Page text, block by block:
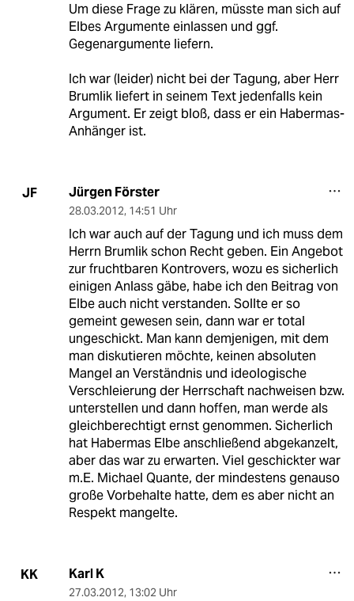
Um diese Frage zu klären, müsste man sich auf
Elbes Argumente einlassen und ggf.
Gegenargumente liefern.
Ich war (leider) nicht bei der Tagung, aber Herr
Brumlik liefert in seinem Text jedenfalls kein
Argument. Er zeigt bloß, dass er ein Habermas-
Anhänger ist.
JF Jürgen Förster
28.03.2012, 14:51 Uhr
Ich war auch auf der Tagung und ich muss dem
Herrn Brumlik schon Recht geben. Ein Angebot
zur fruchtbaren Kontrovers, wozu es sicherlich
einigen Anlass gäbe, habe ich den Beitrag von
Elbe auch nicht verstanden. Sollte er so
gemeint gewesen sein, dann war er total
ungeschickt. Man kann demjenigen, mit dem
man diskutieren möchte, keinen absoluten
Mangel an Verständnis und ideologische
Verschleierung der Herrschaft nachweisen bzw.
unterstellen und dann hoffen, man werde als
gleichberechtigt ernst genommen. Sicherlich
hat Habermas Elbe anschließend abgekanzelt,
aber das war zu erwarten. Viel geschickter war
m.E. Michael Quante, der mindestens genauso
große Vorbehalte hatte, dem es aber nicht an
Respekt mangelte.
KK Karl K
27.03.2012, 13:02 Uhr